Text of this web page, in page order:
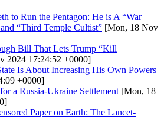
to Run the Pentagon: He is A “War
“Third Temple Cultist” [Mon, 18 Nov
Bill That Lets Trump “Kill
2024 17:24:52 +0000]
Is About Increasing His Own Powers
+0000]
a Russia-Ukraine Settlement [Mon, 18
Paper on Earth: The Lancet-